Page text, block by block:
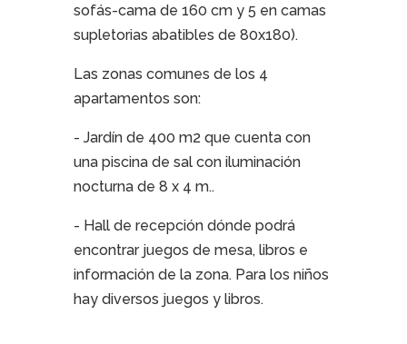
sofás-cama de 160 cm y 5 en camas
supletorias abatibles de 80x180).
Las zonas comunes de los 4
apartamentos son:
- Jardín de 400 m2 que cuenta con
una piscina de sal con iluminación
nocturna de 8 x 4 m..
- Hall de recepción dónde podrá
encontrar juegos de mesa, libros e
información de la zona. Para los niños
hay diversos juegos y libros.